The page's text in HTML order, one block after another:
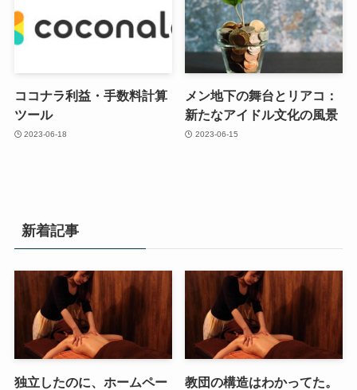
ココナラ利益・手数料計算
ツール
2023-06-18
メン地下の舞台とリアコ：
新たなアイドル文化の風景
2023-06-15
新着記事
独立したのに、ホームペー
教団の構造はわかってた。